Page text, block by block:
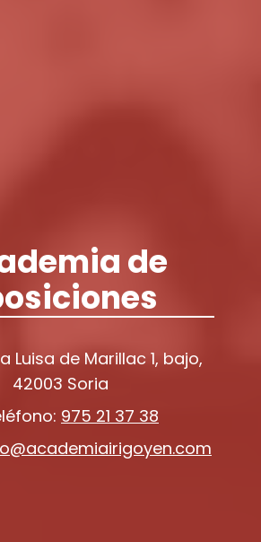
de
Luisa de Marillac 1, bajo,
42003 Soria
975 21 37 38